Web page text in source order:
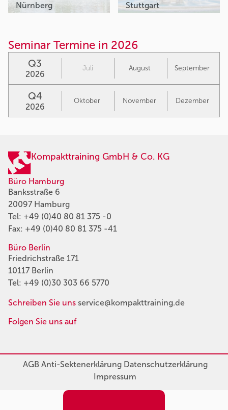
Nürnberg Stuttgart
Seminar Termine in 2026
Q3
2026
Juli August September
Q4
2026
Oktober November Dezember
Kompakttraining GmbH & Co. KG
Büro Hamburg
Banksstraße 6
20097 Hamburg
Tel: +49 (0)40 80 81 375 -0
Fax: +49 (0)40 80 81 375 -41
Büro Berlin
Friedrichstraße 171
10117 Berlin
Tel: +49 (0)30 303 66 5770
Schreiben Sie uns service@kompakttraining.de
Folgen Sie uns auf
AGBAnti-SektenerklärungDatenschutzerklärung
Impressum